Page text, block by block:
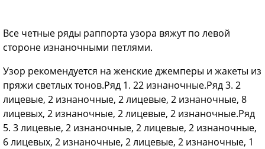
Все четные ряды раппорта узора вяжут по левой
стороне изнаночными петлями.
Узор рекомендуется на женские джемперы и жакеты из
пряжи светлых тонов.Ряд 1. 22 изнаночные.Ряд 3. 2
лицевые, 2 изнаночные, 2 лицевые, 2 изнаночные, 8
лицевых, 2 изнаночные, 2 лицевые, 2 изнаночные.Ряд
5. 3 лицевые, 2 изнаночные, 2 лицевые, 2 изнаночные,
6 лицевых, 2 изнаночные, 2 лицевые, 2 изнаночные, 1